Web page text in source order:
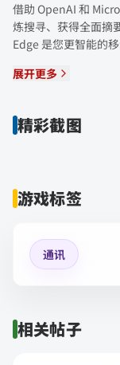
借助 OpenAI 和
炼搜寻、获得全面摘
Edge 是您更智能的
展开更多
精彩截图
游戏标签
通讯
相关帖子